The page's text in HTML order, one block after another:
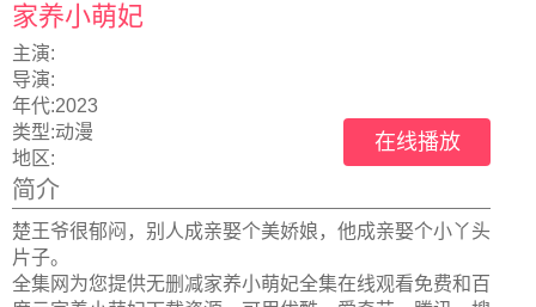
家养小萌妃
主演:
导演:
年代:2023
类型:动漫
地区:
在线播放
简介
楚王爷很郁闷，别人成亲娶个美娇娘，他成亲娶个小丫头
片子。
全集网为您提供无删减家养小萌妃全集在线观看免费和百